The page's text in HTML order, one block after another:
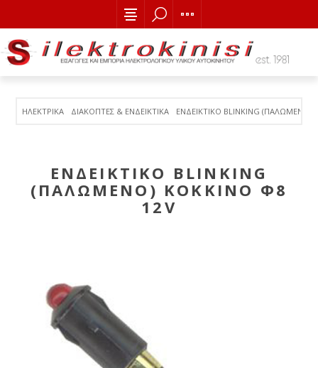
ΗΛΕΚΤΡΙΚΑ ΔΙΑΚΟΠΤΕΣ & ΕΝΔΕΙΚΤΙΚΑ ΕΝΔΕΙΚΤΙΚΟ BLINKING (ΠΑΛΩΜΕΝΟ)
ΕΝΔΕΙΚΤΙΚΟ BLINKING
(ΠΑΛΩΜΕΝΟ) ΚΟΚΚΙΝΟ Φ8
12V